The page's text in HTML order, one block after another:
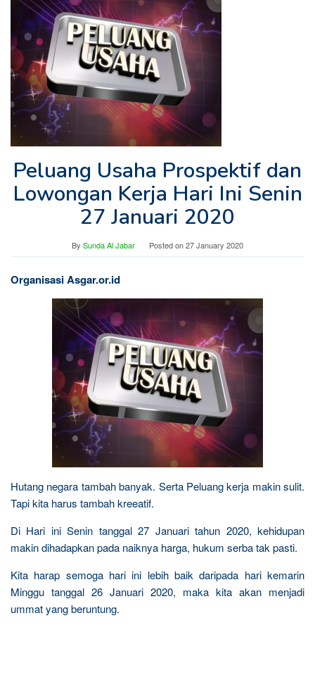
Peluang Usaha Prospektif dan
Lowongan Kerja Hari Ini Senin
27 Januari 2020
By Sunda Al Jabar Posted on27 January 2020
Organisasi Asgar.or.id
Hutang negara tambah banyak. Serta Peluang kerja makin sulit.
Tapi kita harus tambah kreeatif.
Di Hari ini Senin tanggal 27 Januari tahun 2020, kehidupan
makin dihadapkan pada naiknya harga, hukum serba tak pasti.
Kita harap semoga hari ini lebih baik daripada hari kemarin
Minggu tanggal 26 Januari 2020, maka kita akan menjadi
ummat yang beruntung.